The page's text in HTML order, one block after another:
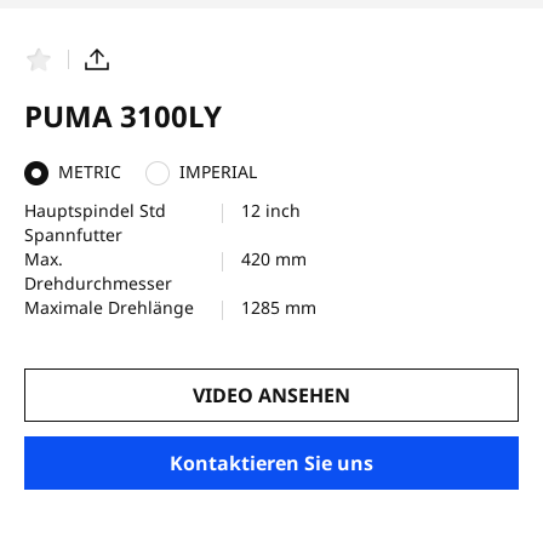
v
o
i
t
e
n
T
i
l
n
PUMA 3100LY
METRIC
IMPERIAL
Hauptspindel Std
Spannfutter
12 inch
Max.
Drehdurchmesser
420 mm
Maximale Drehlänge 1285 mm
VIDEO ANSEHEN
Kontaktieren Sie uns